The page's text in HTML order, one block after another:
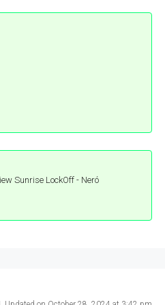
Sunrise LockOff - Neró